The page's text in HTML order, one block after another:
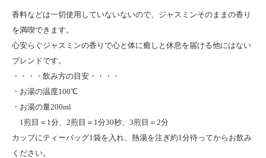
香料などは一切使用していないないので、ジャスミンそのままの香り
を満喫できます。
心安らぐジャスミンの香りで心と体に癒しと休息を届ける他にはない
ブレンドです。
・・・・飲み方の目安・・・・
・お湯の温度100℃
・お湯の量200ml
1煎目＝1分、2煎目＝1分30秒、3煎目＝2分
カップにティーバッグ1袋を入れ、熱湯を注ぎ約1分待ってからお飲み
ください。